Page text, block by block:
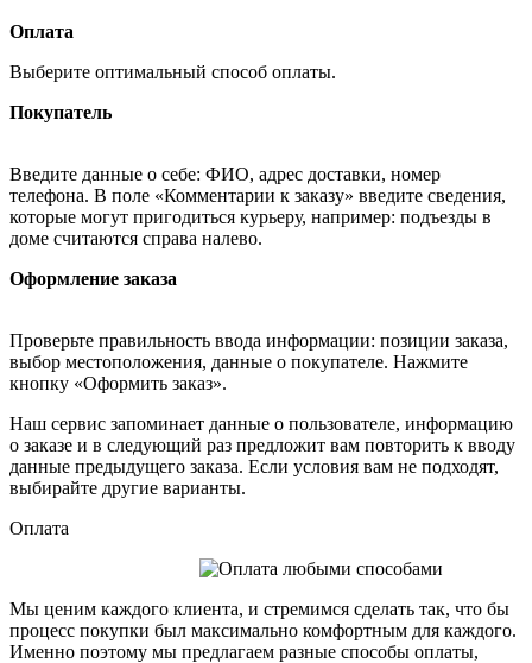
Оплата
Выберите оптимальный способ оплаты.
Покупатель
Введите данные о себе: ФИО, адрес доставки, номер
телефона. В поле «Комментарии к заказу» введите сведения,
которые могут пригодиться курьеру, например: подъезды в
доме считаются справа налево.
Оформление заказа
Проверьте правильность ввода информации: позиции заказа,
выбор местоположения, данные о покупателе. Нажмите
кнопку «Оформить заказ».
Наш сервис запоминает данные о пользователе, информацию
о заказе и в следующий раз предложит вам повторить к вводу
данные предыдущего заказа. Если условия вам не подходят,
выбирайте другие варианты.
Оплата
Мы ценим каждого клиента, и стремимся сделать так, что бы
процесс покупки был максимально комфортным для каждого.
Именно поэтому мы предлагаем разные способы оплаты,